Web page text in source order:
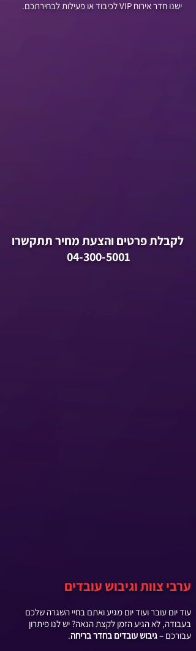
ישנו חדר אירוח VIP לכיבוד או פעילות לבחירתכם.
לקבלת פרטים והצעת מחיר תתקשרו
04-300-5001
ערבי צוות וגיבוש עובדים
עוד יום עובר ועוד יום מגיע ואתם בחיי השגרה שלכם
בעבודה, לא הגיע הזמן לקצת הנאה? יש לנו פיתרון
עבורכם –גיבוש עובדים בחדר בריחה.